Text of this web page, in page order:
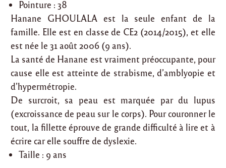
Pointure : 38
Hanane GHOULALA est la seule enfant de la
famille. Elle est en classe de CE2 (2014/2015), et elle
est née le 31 août 2006 (9 ans).
La santé de Hanane est vraiment préoccupante, pour
cause elle est atteinte de strabisme, d’amblyopie et
d’hypermétropie.
De surcroit, sa peau est marquée par du lupus
(excroissance de peau sur le corps). Pour couronner le
tout, la fillette éprouve de grande difficulté à lire et à
écrire car elle souffre de dyslexie.
Taille : 9 ans